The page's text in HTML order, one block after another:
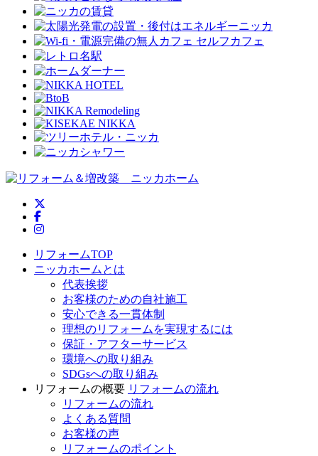
ニッカホーム公式Facebook
ニッカホーム公式Instagram
リフォームTOP
ニッカホームとは
代表挨拶
お客様のための自社施工
安心できる一貫体制
理想のリフォームを実現するには
保証・アフターサービス
環境への取り組み
SDGsへの取り組み
リフォームの概要 リフォームの流れ
リフォームの流れ
よくある質問
お客様の声
リフォームのポイント